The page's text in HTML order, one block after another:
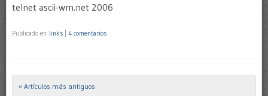
telnet ascii-wm.net 2006
Publicado en links 4 comentarios
Post navigation
« Artículos más antiguos